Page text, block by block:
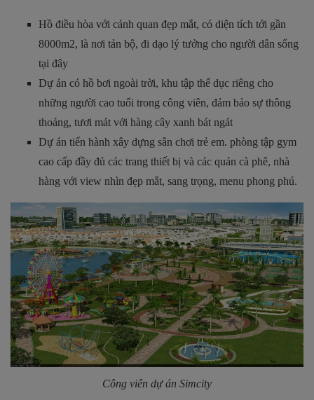
Hồ điều hòa với cảnh quan đẹp mắt, có diện tích tới gần
8000m2, là nơi tản bộ, đi dạo lý tưởng cho người dân sống
tại đây
Dự án có hồ bơi ngoài trời, khu tập thể dục riêng cho
những người cao tuổi trong công viên, đảm bảo sự thông
thoáng, tươi mát với hàng cây xanh bát ngát
Dự án tiến hành xây dựng sân chơi trẻ em. phòng tập gym
cao cấp đầy đủ các trang thiết bị và các quán cà phê, nhà
hàng với view nhìn đẹp mắt, sang trọng, menu phong phú.
Công viên dự án Simcity